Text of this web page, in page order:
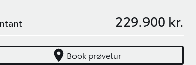
229.900 kr.
Book prøvetur